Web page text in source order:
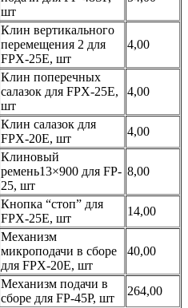
шт
Клин вертикального
перемещения 2 для
FPX-25E, шт
4,00
Клин поперечных
салазок для FPX-25E,
шт
4,00
Клин салазок для
FPX-20E, шт
4,00
Клиновый
ремень13×900 для FP-
25, шт
8,00
Кнопка “стоп” для
FPX-25E, шт
14,00
Механизм
микроподачи в сборе
для FPX-20E, шт
40,00
Механизм подачи в
сборе для FP-45P, шт
264,00